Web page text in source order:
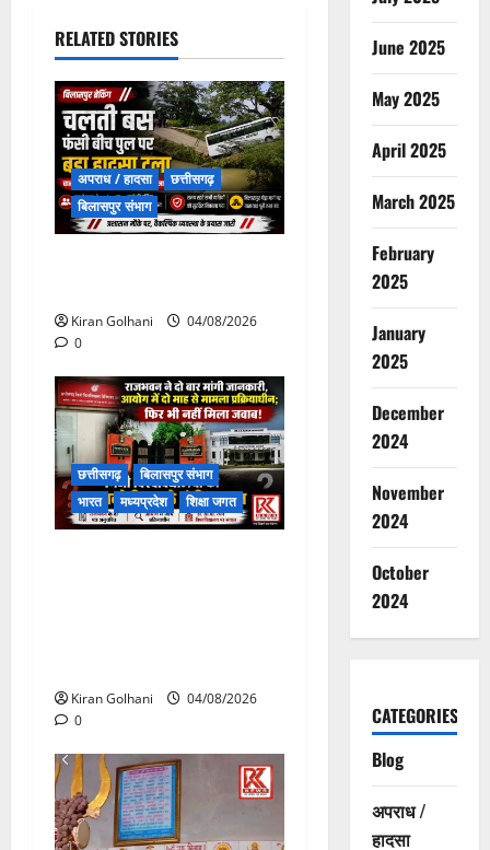
RELATED STORIES
अपराध / हादसा
छत्तीसगढ़
बिलासपुर संभाग
Kiran Golhani
04/08/2026
0
छत्तीसगढ़
बिलासपुर संभाग
भारत
मध्यप्रदेश शिक्षा जगत
Kiran Golhani
04/08/2026
0
June 2025
May 2025
April 2025
March 2025
February
2025
January
2025
December
2024
November
2024
October
2024
CATEGORIES
Blog
अपराध /
हादसा